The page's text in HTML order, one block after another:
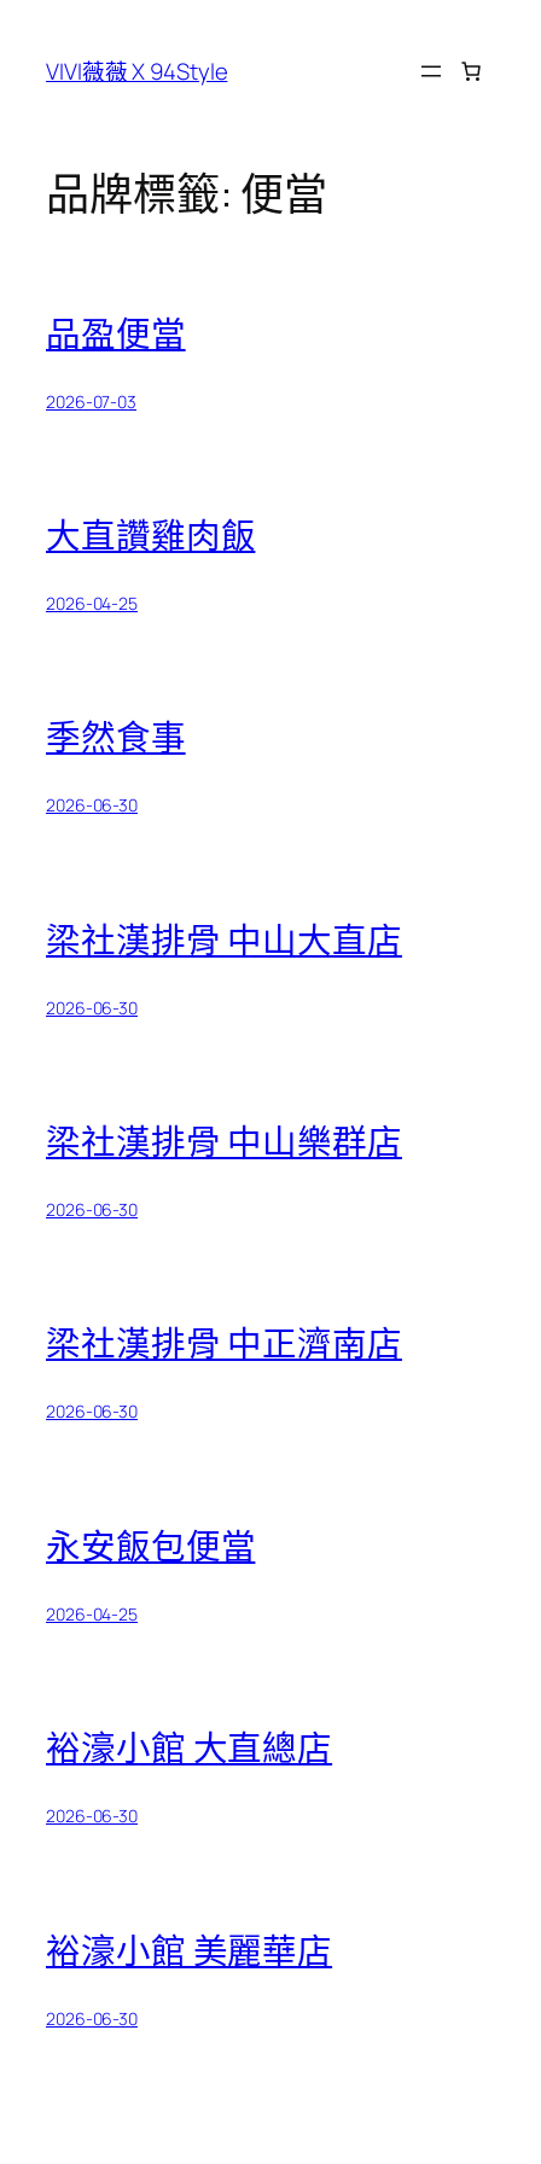
VIVI薇薇 X 94Style
品牌標籤: 便當
品盈便當
2026-07-03
大直讚雞肉飯
2026-04-25
季然食事
2026-06-30
梁社漢排骨 中山大直店
2026-06-30
梁社漢排骨 中山樂群店
2026-06-30
梁社漢排骨 中正濟南店
2026-06-30
永安飯包便當
2026-04-25
裕濠小館 大直總店
2026-06-30
裕濠小館 美麗華店
2026-06-30